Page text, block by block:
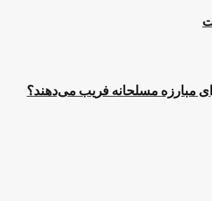
مبارزه مسلحانه فریب می‌دهند؟